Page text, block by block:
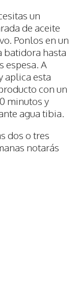
un
de aceite
Ponlos en un
batidora hasta
espesa. A
aplica esta
con un
minutos y
agua tibia.
dos o tres
notarás